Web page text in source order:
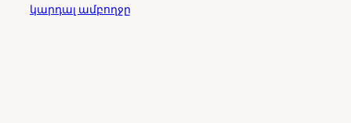
կարդալ ամբողջը